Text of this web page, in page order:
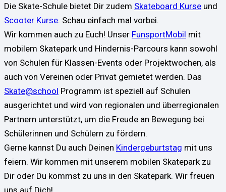
Die Skate-Schule bietet Dir zudem Skateboard Kurse und
Scooter Kurse. Schau einfach mal vorbei.
Wir kommen auch zu Euch! Unser FunsportMobil mit
mobilem Skatepark und Hindernis-Parcours kann sowohl
von Schulen für Klassen-Events oder Projektwochen, als
auch von Vereinen oder Privat gemietet werden. Das
Skate@school Programm ist speziell auf Schulen
ausgerichtet und wird von regionalen und überregionalen
Partnern unterstützt, um die Freude an Bewegung bei
Schülerinnen und Schülern zu fördern.
Gerne kannst Du auch Deinen Kindergeburtstag mit uns
feiern. Wir kommen mit unserem mobilen Skatepark zu
Dir oder Du kommst zu uns in den Skatepark. Wir freuen
uns auf Dich!